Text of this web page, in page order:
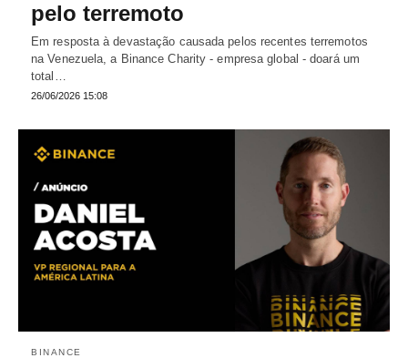
pelo terremoto
Em resposta à devastação causada pelos recentes terremotos
na Venezuela, a Binance Charity - empresa global - doará um
total…
26/06/2026 15:08
BINANCE